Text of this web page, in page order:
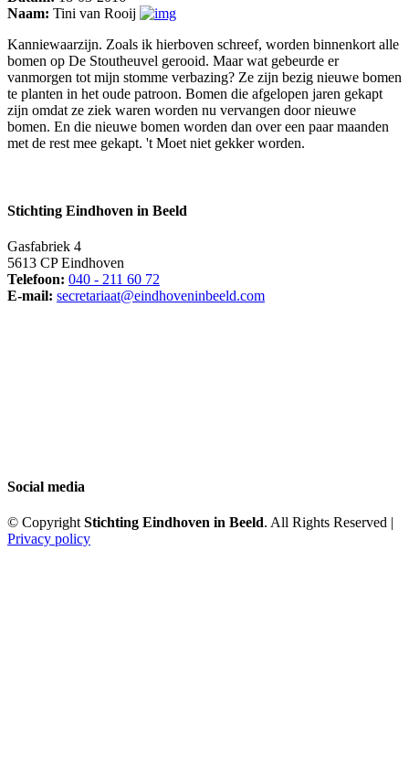
Naam: Tini van Rooij
Kanniewaarzijn. Zoals ik hierboven schreef, worden binnenkort alle
bomen op De Stoutheuvel gerooid. Maar wat gebeurde er
vanmorgen tot mijn stomme verbazing? Ze zijn bezig nieuwe bomen
te planten in het oude patroon. Bomen die afgelopen jaren gekapt
zijn omdat ze ziek waren worden nu vervangen door nieuwe
bomen. En die nieuwe bomen worden dan over een paar maanden
met de rest mee gekapt. 't Moet niet gekker worden.
Stichting Eindhoven in Beeld
Gasfabriek 4
5613 CP Eindhoven
Telefoon: 040 - 211 60 72
E-mail: secretariaat@eindhoveninbeeld.com
Social media
© CopyrightStichting Eindhoven in Beeld. All Rights Reserved |
Privacy policy